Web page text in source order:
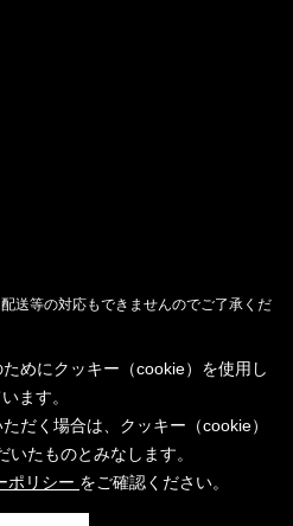
送等の対応もできませんのでご了承くだ
めにクッキー（cookie）を使用し
ます。
だく場合は、クッキー（cookie）
いたものとみなします。
ポリシー をご確認ください。